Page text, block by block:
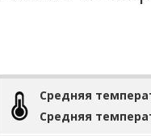
Средняя
Средняя